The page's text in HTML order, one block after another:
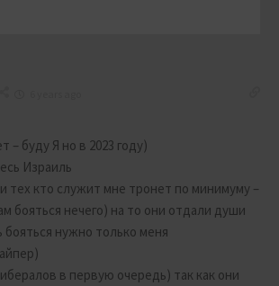
– буду Я но в 2023 году)
Израиль
тех кто служит мне тронет по минимуму –
бояться нечего) на то они отдали души
бояться нужно только меня
в первую очередь) так как они